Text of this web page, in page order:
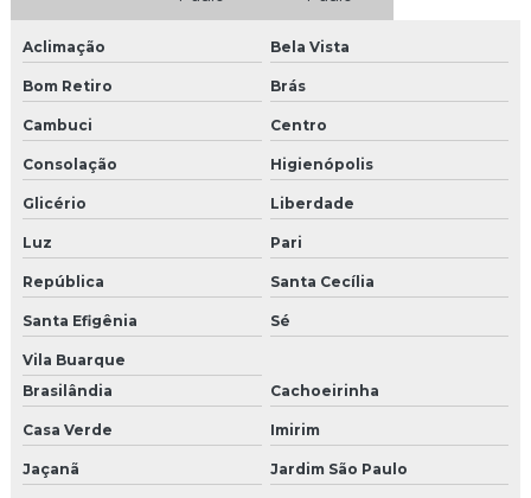
Granalha de inox
Granalha de inox para jateamento
Granalha para jateamento
Granalha para jateamento onde comprar
Granalha para jateamento preço
Granalha para jateamento em são Paulo
Granalha para shot peening
Granalha de zinco
Jateamento abrasivo com granalha
Aclimação Bela Vista
Bom Retiro Brás
Cambuci Centro
Consolação Higienópolis
Glicério Liberdade
Luz Pari
República Santa Cecília
Santa Efigênia Sé
Vila Buarque
Brasilândia
Cachoeirinha
Casa Verde Imirim
Jaçanã Jardim São Paulo